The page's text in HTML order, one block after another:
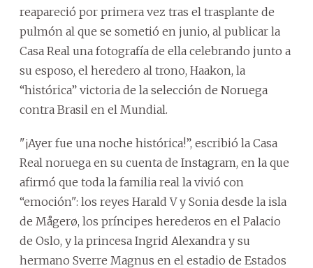
reapareció por primera vez tras el trasplante de
pulmón al que se sometió en junio, al publicar la
Casa Real una fotografía de ella celebrando junto a
su esposo, el heredero al trono, Haakon, la
“histórica” victoria de la selección de Noruega
contra Brasil en el Mundial.
"¡Ayer fue una noche histórica!”, escribió la Casa
Real noruega en su cuenta de Instagram, en la que
afirmó que toda la familia real la vivió con
“emoción": los reyes Harald V y Sonia desde la isla
de Mågerø, los príncipes herederos en el Palacio
de Oslo, y la princesa Ingrid Alexandra y su
hermano Sverre Magnus en el estadio de Estados